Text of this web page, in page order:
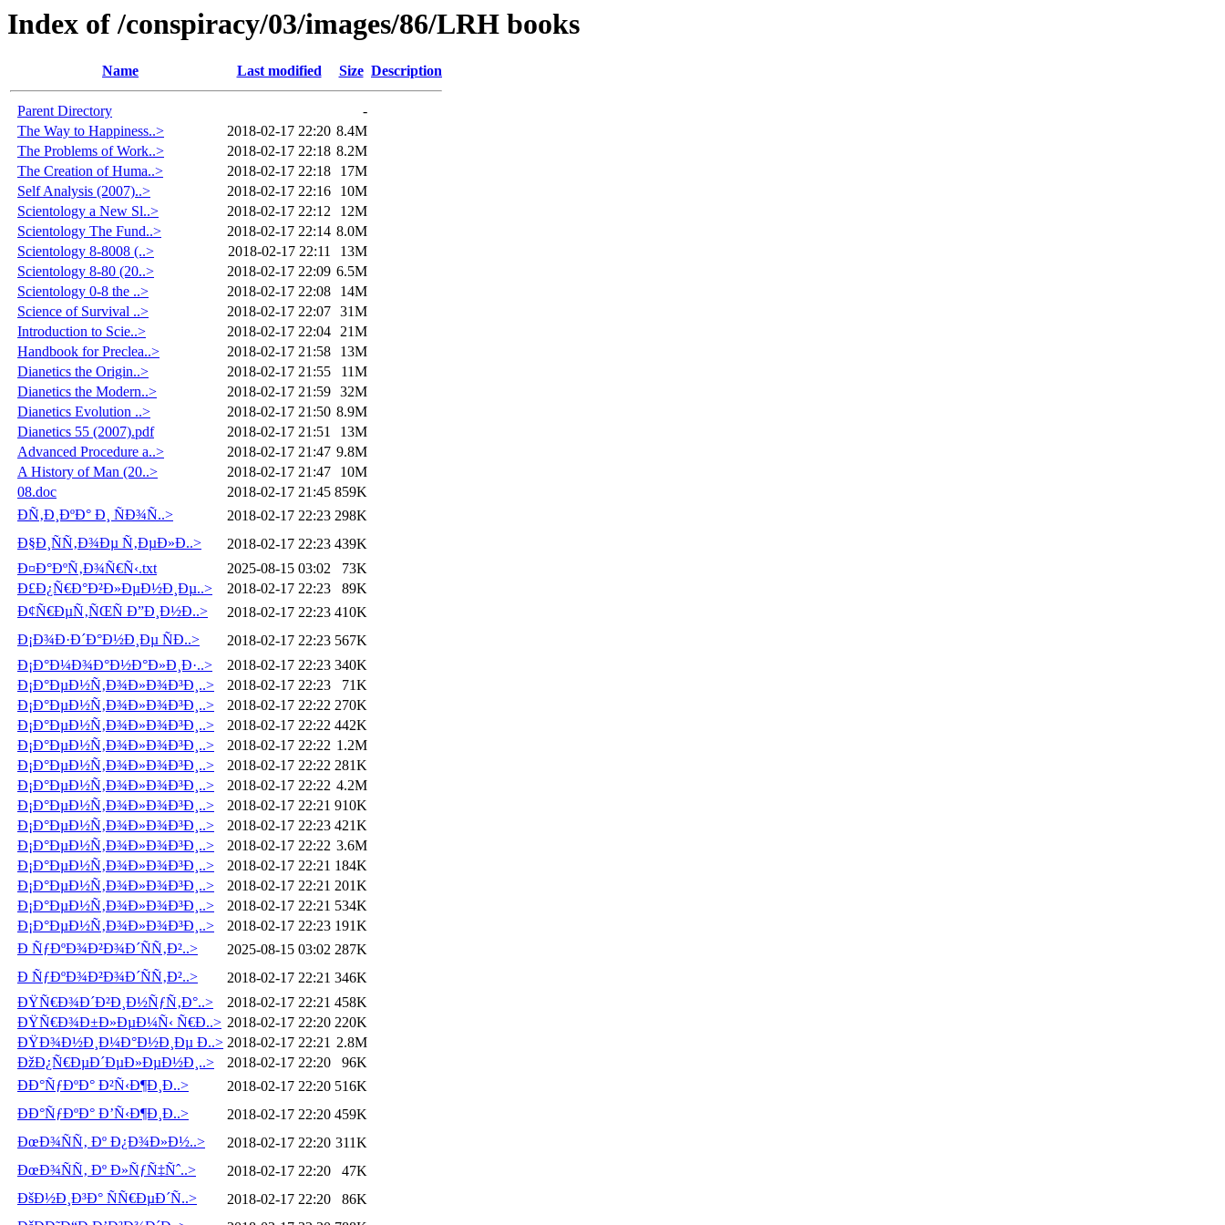
Index of /conspiracy/03/images/86/LRH books
Name Last modified Size Description
Parent Directory
-
The Way to Happiness..>
2018-02-17 22:20 8.4M
The Problems of Work..>
2018-02-17 22:18 8.2M
The Creation of Huma..>
2018-02-17 22:18
17M
Self Analysis (2007)..>
2018-02-17 22:16
10M
Scientology a New Sl..>
2018-02-17 22:12
12M
Scientology The Fund..>
2018-02-17 22:14 8.0M
Scientology 8-8008 (..>
2018-02-17 22:11
13M
Scientology 8-80 (20..>
2018-02-17 22:09 6.5M
Scientology 0-8 the ..>
2018-02-17 22:08
14M
Science of Survival ..>
2018-02-17 22:07 31M
Introduction to Scie..>
2018-02-17 22:04 21M
Handbook for Preclea..>
2018-02-17 21:58
13M
Dianetics the Origin..>
2018-02-17 21:55
11M
Dianetics the Modern..>
2018-02-17 21:59 32M
Dianetics Evolution ..>
2018-02-17 21:50 8.9M
Dianetics 55 (2007).pdf
2018-02-17 21:51
13M
Advanced Procedure a..>
2018-02-17 21:47 9.8M
A History of Man (20..>
2018-02-17 21:47
10M
08.doc
2018-02-17 21:45 859K
Ð­Ñ‚Ð¸ÐºÐ° Ð¸ ÑÐ¾Ñ..>
2018-02-17 22:23 298K
Ð§Ð¸ÑÑ‚Ð¾Ðµ Ñ‚ÐµÐ»Ð..>
2018-02-17 22:23 439K
Ð¤Ð°ÐºÑ‚Ð¾Ñ€Ñ‹.txt
2025-08-15 03:02
73K
Ð£Ð¿Ñ€Ð°Ð²Ð»ÐµÐ½Ð¸Ðµ..>
2018-02-17 22:23
89K
Ð¢Ñ€ÐµÑ‚ÑŒÑ Ð”Ð¸Ð½Ð..>
2018-02-17 22:23 410K
Ð¡Ð¾Ð·Ð´Ð°Ð½Ð¸Ðµ ÑÐ..>
2018-02-17 22:23 567K
Ð¡Ð°Ð¼Ð¾Ð°Ð½Ð°Ð»Ð¸Ð·..>
2018-02-17 22:23 340K
Ð¡Ð°ÐµÐ½Ñ‚Ð¾Ð»Ð¾Ð³Ð¸..>
2018-02-17 22:23
71K
Ð¡Ð°ÐµÐ½Ñ‚Ð¾Ð»Ð¾Ð³Ð¸..>
2018-02-17 22:22 270K
Ð¡Ð°ÐµÐ½Ñ‚Ð¾Ð»Ð¾Ð³Ð¸..>
2018-02-17 22:22 442K
Ð¡Ð°ÐµÐ½Ñ‚Ð¾Ð»Ð¾Ð³Ð¸..>
2018-02-17 22:22 1.2M
Ð¡Ð°ÐµÐ½Ñ‚Ð¾Ð»Ð¾Ð³Ð¸..>
2018-02-17 22:22 281K
Ð¡Ð°ÐµÐ½Ñ‚Ð¾Ð»Ð¾Ð³Ð¸..>
2018-02-17 22:22 4.2M
Ð¡Ð°ÐµÐ½Ñ‚Ð¾Ð»Ð¾Ð³Ð¸..>
2018-02-17 22:21 910K
Ð¡Ð°ÐµÐ½Ñ‚Ð¾Ð»Ð¾Ð³Ð¸..>
2018-02-17 22:23 421K
Ð¡Ð°ÐµÐ½Ñ‚Ð¾Ð»Ð¾Ð³Ð¸..>
2018-02-17 22:22 3.6M
Ð¡Ð°ÐµÐ½Ñ‚Ð¾Ð»Ð¾Ð³Ð¸..>
2018-02-17 22:21 184K
Ð¡Ð°ÐµÐ½Ñ‚Ð¾Ð»Ð¾Ð³Ð¸..>
2018-02-17 22:21 201K
Ð¡Ð°ÐµÐ½Ñ‚Ð¾Ð»Ð¾Ð³Ð¸..>
2018-02-17 22:21 534K
Ð¡Ð°ÐµÐ½Ñ‚Ð¾Ð»Ð¾Ð³Ð¸..>
2018-02-17 22:23 191K
Ð ÑƒÐºÐ¾Ð²Ð¾Ð´ÑÑ‚Ð²..>
2025-08-15 03:02 287K
Ð ÑƒÐºÐ¾Ð²Ð¾Ð´ÑÑ‚Ð²..>
2018-02-17 22:21 346K
ÐŸÑ€Ð¾Ð´Ð²Ð¸Ð½ÑƒÑ‚Ð°..>
2018-02-17 22:21 458K
ÐŸÑ€Ð¾Ð±Ð»ÐµÐ¼Ñ‹ Ñ€Ð..> 2018-02-17 22:20 220K
ÐŸÐ¾Ð½Ð¸Ð¼Ð°Ð½Ð¸Ðµ Ð..> 2018-02-17 22:21 2.8M
ÐžÐ¿Ñ€ÐµÐ´ÐµÐ»ÐµÐ½Ð¸..>
2018-02-17 22:20
96K
ÐÐ°ÑƒÐºÐ° Ð²Ñ‹Ð¶Ð¸Ð..>
2018-02-17 22:20 516K
ÐÐ°ÑƒÐºÐ° Ð’Ñ‹Ð¶Ð¸Ð..>
2018-02-17 22:20 459K
ÐœÐ¾ÑÑ‚ Ðº Ð¿Ð¾Ð»Ð½..>
2018-02-17 22:20 311K
ÐœÐ¾ÑÑ‚ Ðº Ð»ÑƒÑ‡Ñˆ..>
2018-02-17 22:20
47K
ÐšÐ½Ð¸Ð³Ð° ÑÑ€ÐµÐ´Ñ..>
2018-02-17 22:20
86K